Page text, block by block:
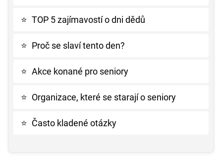
⭐ TOP 5 zajímavostí o dni dědů
⭐ Proč se slaví tento den?
⭐ Akce konané pro seniory
⭐ Organizace, které se starají o seniory
⭐ Často kladené otázky